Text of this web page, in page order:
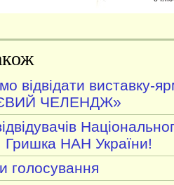
відвідати виставку-
ЧЕЛЕНДЖ»
Гришка НАН України!
голосування